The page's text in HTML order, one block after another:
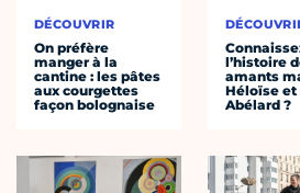
DÉCOUVRIR
On préfère
manger à la
cantine : les pâtes
aux courgettes
façon bolognaise
l’histoire
amants
Héloïse et
Abélard ?